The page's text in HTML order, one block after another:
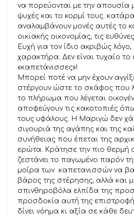
να πορεύονται με την απουσία
ψυχές και το κορμί τους. κατάρα
αναλαμβάνουν μονές αυτές το
οικιακής οικονομίας, τις
Ευχή για τον ίδιο ακριβώς λόγο,
χαρακτήρα. Δεν είναι τυχαίο το
«καπετάνισσες»!
Μπορεί ποτέ να μην έχουν
στέργουν ώστε το σκάφος που
το πλήρωμα που λέγεται
αποφεύγουν τις κακοτοπιές
τους υφάλους. Η Μαριγώ δεν
σιγουριά της αγάπης και της
συνήθειας που έπεται της
ερώτα. Κράτησε την πιο θερμή
ζεστάνει το παγωμένο παρόν
μοίρα των καπετανισσών να
βάρος της στέρησης, αλλά και
σπινθηροβόλα ελπίδα της
προσδοκία αυτή της
δίνει νόημα κι αξία σε κάθε